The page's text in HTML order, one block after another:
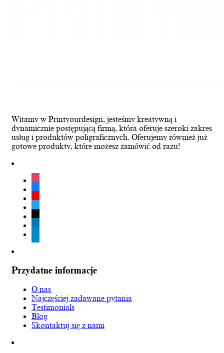
Witamy w Printyourdesign, jesteśmy kreatywną i
dynamicznie postępującą firmą, która oferuje szeroki zakres
usług i produktów poligraficznych. Oferujemy również już
gotowe produkty, które możesz zamówić od razu!
instagram
facebook
youtube
twitter
tiktok
Przydatne informacje
O nas
Najczęściej zadawane pytania
Testimonials
Blog
Skontaktuj się z nami